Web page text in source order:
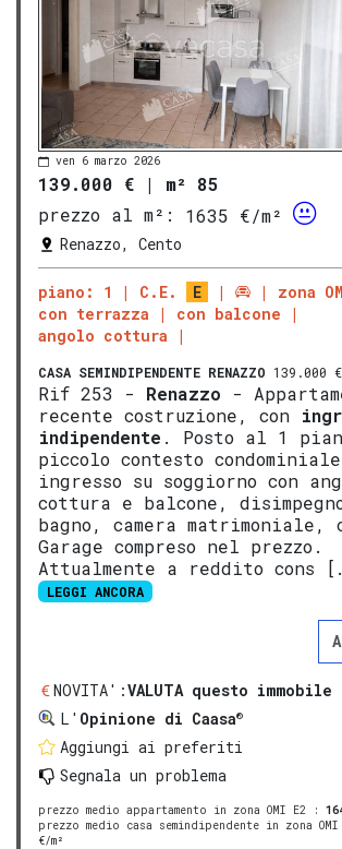
ven 6 marzo 2026
139.000 € | m² 85
prezzo al m²:
1635 €/m²
Renazzo, Cento
piano: 1 C.E. E
zona
con terrazza
con balcone
angolo cottura
CASA SEMINDIPENDENTE RENAZZO 139.000 €
Rif 253 - Renazzo -
recente costruzione, con
indipendente . Posto al 1
piccolo contesto
ingresso su soggiorno con
cottura e balcone,
bagno, camera matrimoniale,
Garage compreso nel prezzo.
Attualmente a reddito cons
LEGGI ANCORA
NOVITA':VALUTA questo immobile
L' Opinione di Caasa®
Aggiungi ai preferiti
Segnala un problema
prezzo medio appartamento in zona OMI E2 :
prezzo medio casa semindipendente in zona OMI
€/m²